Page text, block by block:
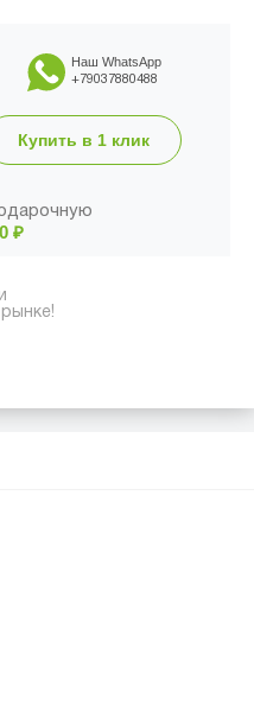
Наш WhatsApp
+79037880488
Купить в 1 клик
₽